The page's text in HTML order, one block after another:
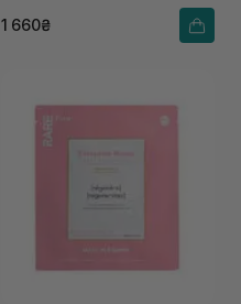
керамідами, омега-3 і омега-6
1 660₴